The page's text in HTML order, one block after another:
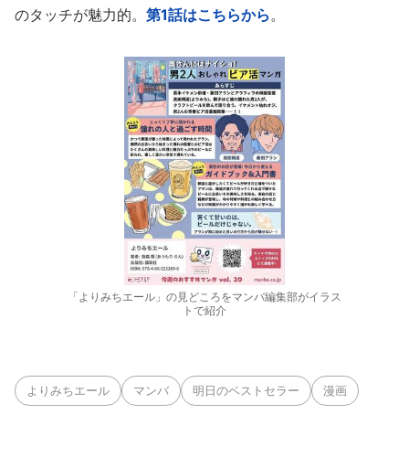
のタッチが魅力的。 第1話はこちらから。
「よりみちエール」の見どころをマンバ編集部がイラス
トで紹介
よりみちエール マンバ 明日のベストセラー 漫画